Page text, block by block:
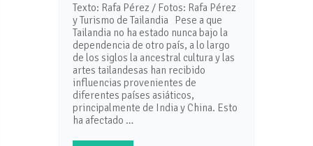
Texto: Rafa Pérez / Fotos: Rafa Pérez
y Turismo de Tailandia Pese a que
Tailandia no ha estado nunca bajo la
dependencia de otro país, a lo largo
de los siglos la ancestral cultura y las
artes tailandesas han recibido
influencias provenientes de
diferentes países asiáticos,
principalmente de India y China. Esto
ha afectado …